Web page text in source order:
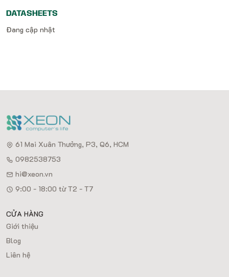
DATASHEETS
Đang cập nhật
61 Mai Xuân Thưởng, P3, Q6, HCM
0982538753
hi@xeon.vn
9:00 - 18:00 từ T2 - T7
CỬA HÀNG
Giới thiệu
Blog
Liên hệ